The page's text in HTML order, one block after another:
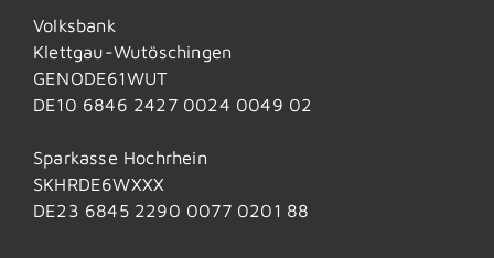
Volksbank
Klettgau-Wutöschingen
GENODE61WUT
DE10 6846 2427 0024 0049 02
Sparkasse Hochrhein
SKHRDE6WXXX
DE23 6845 2290 0077 0201 88